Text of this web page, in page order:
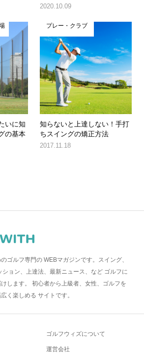
2020.10.09
いに知
の基本
プレー・クラブ
知らないと上達しない！手打
ちスイングの矯正方法
2017.11.18
ゴルフ専門の WEBマガジンです。スイング、
ション、上達法、最新ニュース、など ゴルフに
します。 初心者から上級者、女性、ゴルフを
く楽しめる サイトです。
ゴルフウィズについて
運営会社